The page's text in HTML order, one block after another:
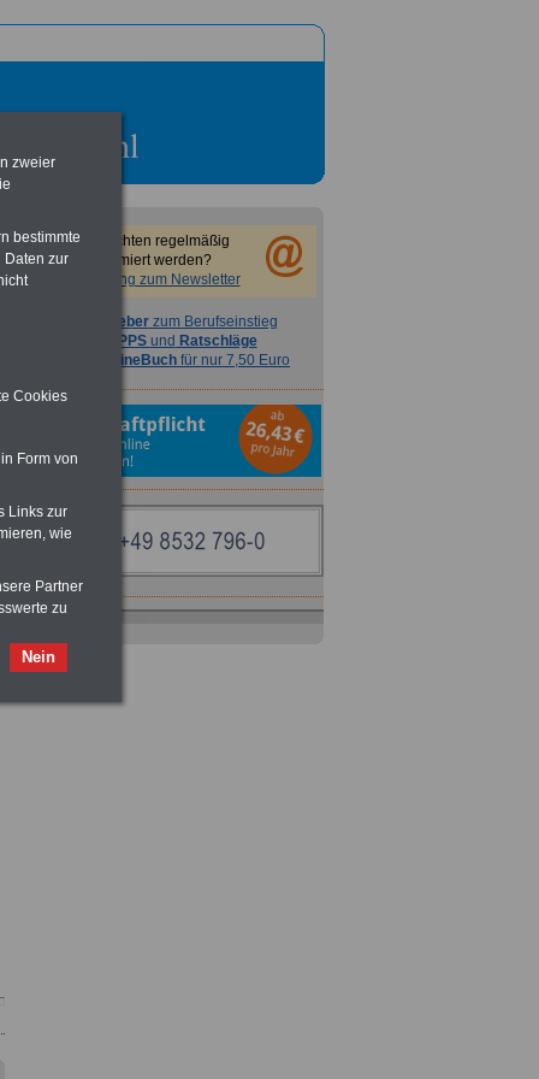
Sie möchten regelmäßig
informiert werden?
Anmeldung zum Newsletter
Ratgeberzum Berufseinstieg
TIPPS und Ratschläge
OnlineBuch für nur 7,50 Euro
zweier
bestimmte
Daten zur
Cookies
Form von
Links zur
wie
Partner
zu
Nein